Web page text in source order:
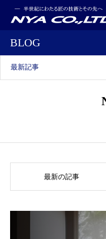
BLOG
最新記事
最新の記事